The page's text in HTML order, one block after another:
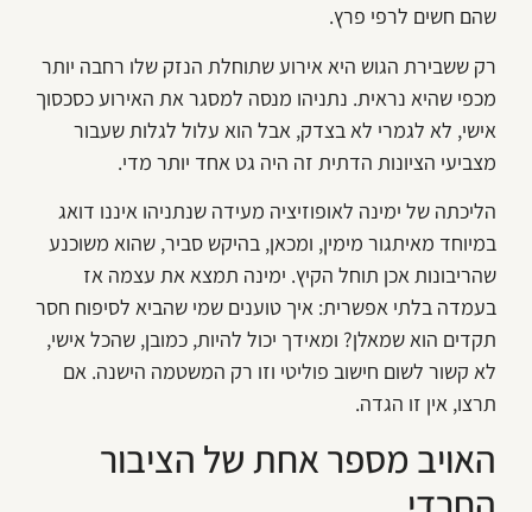
שהם חשים לרפי פרץ.
רק ששבירת הגוש היא אירוע שתוחלת הנזק שלו רחבה יותר
מכפי שהיא נראית. נתניהו מנסה למסגר את האירוע כסכסוך
אישי, לא לגמרי לא בצדק, אבל הוא עלול לגלות שעבור
מצביעי הציונות הדתית זה היה גט אחד יותר מדי.
הליכתה של ימינה לאופוזיציה מעידה שנתניהו איננו דואג
במיוחד מאיתגור מימין, ומכאן, בהיקש סביר, שהוא משוכנע
שהריבונות אכן תוחל הקיץ. ימינה תמצא את עצמה אז
בעמדה בלתי אפשרית: איך טוענים שמי שהביא לסיפוח חסר
תקדים הוא שמאלן? ומאידך יכול להיות, כמובן, שהכל אישי,
לא קשור לשום חישוב פוליטי וזו רק המשטמה הישנה. אם
תרצו, אין זו הגדה.
האויב מספר אחת של הציבור